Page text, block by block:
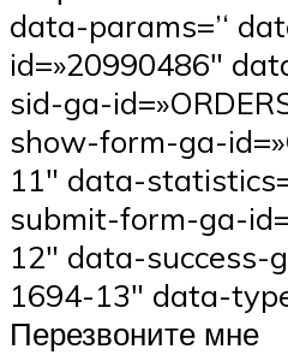
data-params=’‘
id=»20990486″
sid-ga-
show-form-ga-
11″ data-
submit-form-ga-
12″ data-success-
1694-13″ data-
Перезвоните мне